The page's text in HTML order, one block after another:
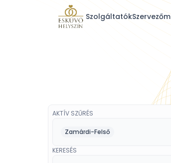
SzolgáltatókSzervezőm
AKTÍV SZŰRÉS
Zamárdi-Felső
KERESÉS